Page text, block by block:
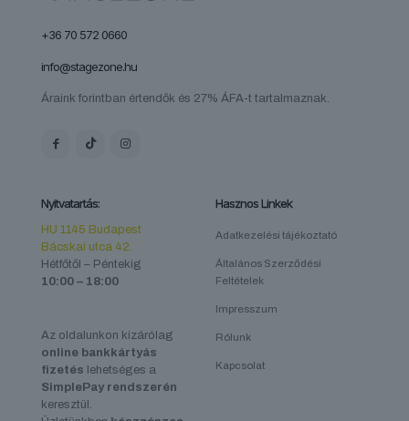
+36 70 572 0660
info@stagezone.hu
Áraink forintban értendők és 27% ÁFA-t tartalmaznak.
Nyitvatartás:
HU 1145 Budapest
Bácskai utca 42.
Hétfőtől – Péntekig
10:00 – 18:00
Az oldalunkon kizárólag
online bankkártyás
fizetés lehetséges a
SimplePay rendszerén
keresztül.
Hasznos Linkek
Adatkezelési tájékoztató
Általános Szerződési
Feltételek
Impresszum
Rólunk
Kapcsolat